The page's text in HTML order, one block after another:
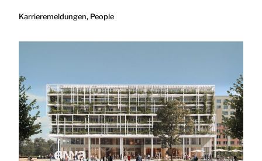
Karrieremeldungen, People